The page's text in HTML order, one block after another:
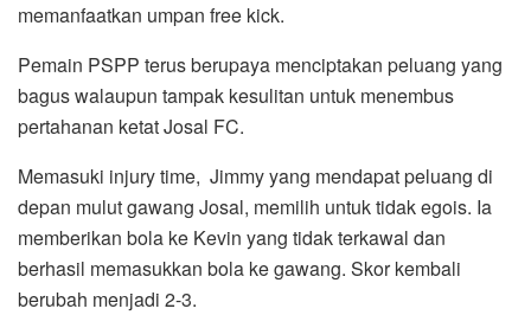
memanfaatkan umpan free kick.
Pemain PSPP terus berupaya menciptakan peluang yang
bagus walaupun tampak kesulitan untuk menembus
pertahanan ketat Josal FC.
Memasuki injury time, Jimmy yang mendapat peluang di
depan mulut gawang Josal, memilih untuk tidak egois. Ia
memberikan bola ke Kevin yang tidak terkawal dan
berhasil memasukkan bola ke gawang. Skor kembali
berubah menjadi 2-3.